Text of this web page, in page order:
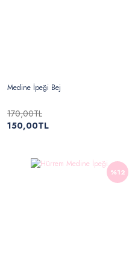
Medine İpeği Bej
170,00TL
150,00TL
%12